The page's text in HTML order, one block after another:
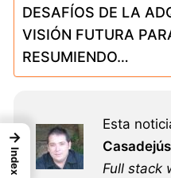
DESAFÍOS DE LA
VISIÓN FUTURA
RESUMIENDO…
Esta
Full stack
→
Index